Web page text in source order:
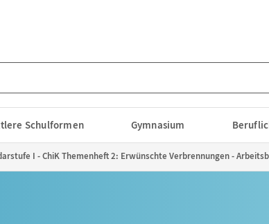
Schulformen Gymnasium
I - ChiK Themenheft 2: Erwünschte Verbrennungen -